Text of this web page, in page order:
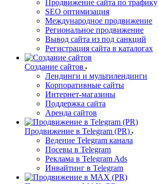
Продвижение сайта по трафику
SEO оптимизация
Международное продвижение
Региональное продвижение
Вывод сайта из под санкций
Регистрация сайта в каталогах
Создание сайтов
Лендинги и мультилендинги
Корпоративные сайты
Интернет-магазины
Поддержка сайта
Аренда сайтов
Продвижение в Telegram (PR)
Ведение Telegram канала
Посевы в Telegram
Реклама в Telegram Ads
Инвайтинг в Telegram